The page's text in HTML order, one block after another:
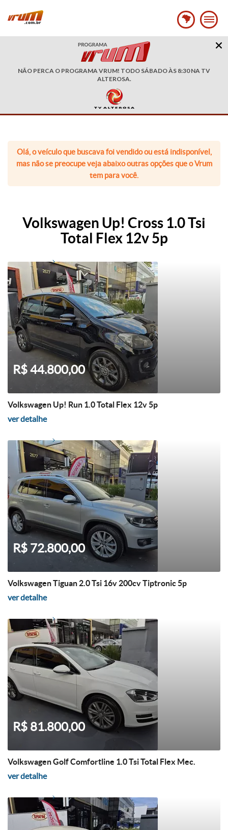
NÃO PERCA O PROGRAMA VRUM! TODO SÁBADO ÀS 8:30 NA TV
ALTEROSA.
Olá, o veículo que buscava foi vendido ou está indisponível,
mas não se preocupe veja abaixo outras opções que o Vrum
tem para você.
Volkswagen Up! Cross 1.0 Tsi
Total Flex 12v 5p
R$ 44.800,00
Volkswagen Up! Run 1.0 Total Flex 12v 5p
ver detalhe
R$ 72.800,00
Volkswagen Tiguan 2.0 Tsi 16v 200cv Tiptronic 5p
ver detalhe
R$ 81.800,00
Volkswagen Golf Comfortline 1.0 Tsi Total Flex Mec.
ver detalhe